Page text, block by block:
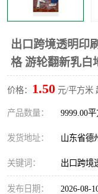
出口跨境透明印
格 游轮翻新乳白
价格： 1.50 元/平方米
产品数量： 9999.00
发货地址： 山东省德
关键词： 出口跨境
发布日期： 2026-08-
不锈钢板保护膜